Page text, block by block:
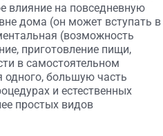
влияние на повседневную
дома (он может вступать в
(возможность
приготовление пищи,
в самостоятельном
одного, большую часть
и естественных
простых видов